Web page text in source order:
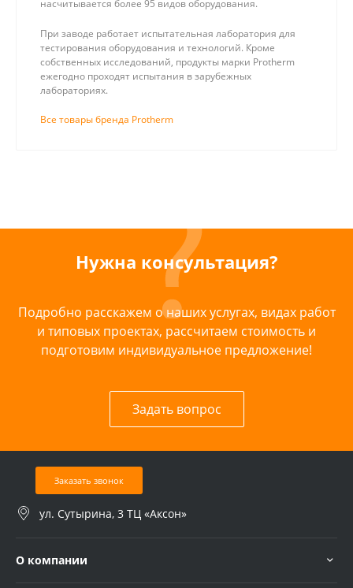
насчитывается более 95 видов оборудования.
При заводе работает испытательная лаборатория для
тестирования оборудования и технологий. Кроме
собственных исследований, продукты марки Protherm
ежегодно проходят испытания в зарубежных
лабораториях.
Все товары бренда Protherm
Нужна консультация?
Подробно расскажем о наших услугах, видах работ
и типовых проектах, рассчитаем стоимость и
подготовим индивидуальное предложение!
Задать вопрос
Заказать звонок
ул. Сутырина, 3 ТЦ «Аксон»
О компании